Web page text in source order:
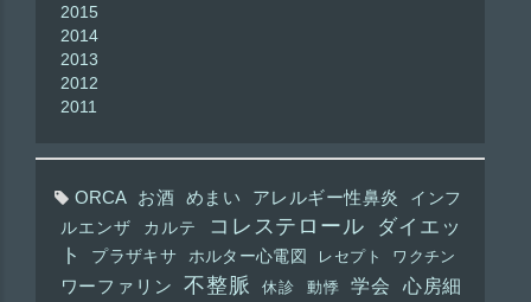
2015
2014
2013
2012
2011
ORCA お酒 めまい アレルギー性鼻炎
インフ
ルエンザ
カルテ コレステロール
ダイエッ
ト
プラザキサ ホルター心電図 レセプト ワクチン
ワーファリン 不整脈 休診 動悸 学会
心房細